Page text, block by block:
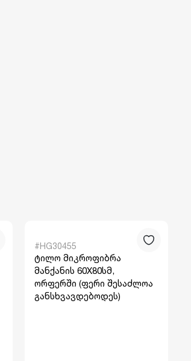
#HG30455
ტილო მიკროფიბრა
მანქანის 60X80სმ,
ორფერში (ფერი შესაძლოა
განსხვავდებოდეს)